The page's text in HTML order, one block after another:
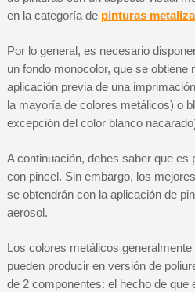
en la categoría de pinturas
Por lo general, es necesario
un fondo monocolor, que se obtiene
aplicación previa de una
la mayoría de colores metálicos) o
excepción del color blanco
A continuación, debes saber que es
con pincel. Sin embargo, los
se obtendrán con la aplicación de
aerosol.
Los colores metálicos generalmente
pueden producir en versión de
de 2 componentes: el hecho de que